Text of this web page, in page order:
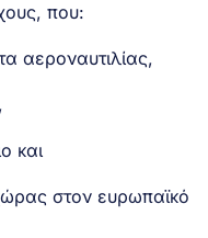
που:
αεροναυτιλίας,
και
στον ευρωπαϊκό